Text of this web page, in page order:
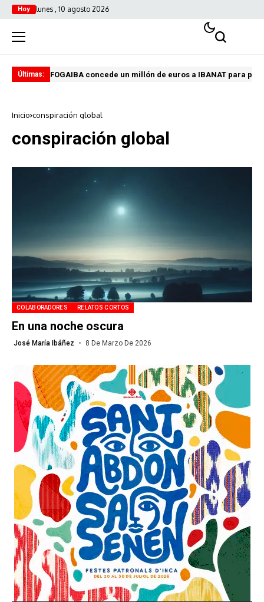
Hoy lunes , 10 agosto 2026
Últimas: FOGAIBA concede un millón de euros a IBANAT para
Inicio conspiración global
conspiración global
COLABORADORES RELATOS CORTOS
En una noche oscura
José María Ibáñez 8 De Marzo De 2026